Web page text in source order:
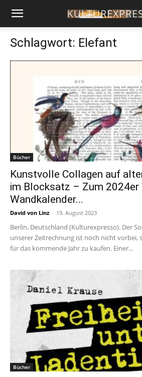
Schlagwort: Elefant
Bücher
Kunstvolle Collagen auf
im Blocksatz – Zum 2024er
Wandkalender...
David von Linz - 19. August 2023
Berlin, Deutschland (Kulturexpresso). Der
unserer Zeitrechnung ist noch nicht vorbei,
für das kommende Jahr zu kaufen. Einer...
Bücher